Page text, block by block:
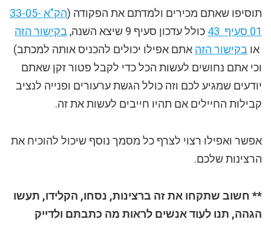
תוסיפו שאתם מכירים ולמדתם את הפקודה (
הק"א 33-05-
01 סעיף 43
כולל עדכון סעיף 9 שיצא השנה,
בקישור הזה
או בקישור הזה אתם אפילו יכולים להכניס אותה למכתב)
וכי אתם נחושים לעשות הכל כדי לקבל פטור זקן שאתם
יודעים שמגיע לכם וזה כולל הגשת ערעורים ופנייה לנציב
קבילות החיילים אם תהיו חייבים לעשות את זה.
אפשר ואפילו רצוי לצרף כל מסמך נוסף שיכול להוכיח את
הרצינות שלכם.
** חשוב שתקחו את זה ברצינות, נסחו, הקלידו, תעשו
הגהה, תנו לעוד אנשים לראות מה כתבתם ולדייק